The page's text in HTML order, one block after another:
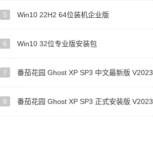
5 Win10 22H2 64位装机企业版
6 Win10 32位专业版安装包
7 番茄花园 Ghost XP SP3 中文最新版 V2023
8 番茄花园 Ghost XP SP3 正式安装版 V2023